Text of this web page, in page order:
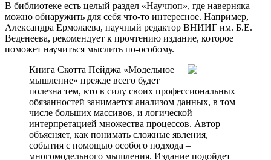
В библиотеке есть целый раздел «Научпоп», где наверняка
можно обнаружить для себя что-то интересное. Например,
Александра Ермолаева, научный редактор ВНИИГ им. Б.Е.
Веденеева, рекомендует к прочтению издание, которое
поможет научиться мыслить по-особому.
Книга Скотта Пейджа «Модельное
мышление» прежде всего будет
полезна тем, кто в силу своих профессиональных
обязанностей занимается анализом данных, в том
числе больших массивов, и логической
интерпретацией множества процессов. Автор
объясняет, как понимать сложные явления,
события с помощью особого подхода –
многомодельного мышления. Издание подойдет